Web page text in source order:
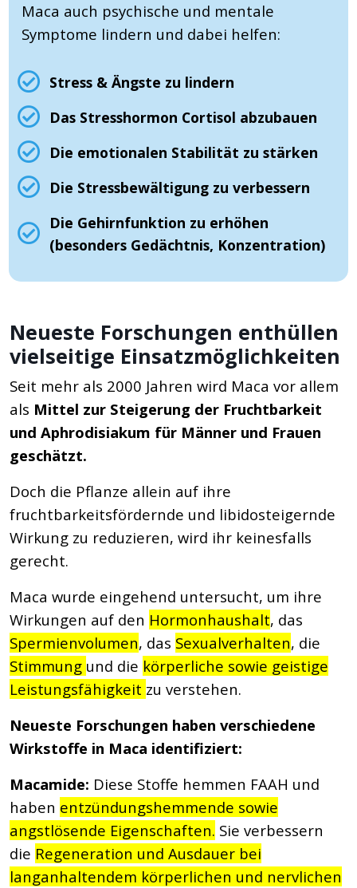
Maca auch psychische und mentale
Symptome lindern und dabei helfen:
Stress & Ängste zu lindern
Das Stresshormon Cortisol abzubauen
Die emotionalen Stabilität zu stärken
Die Stressbewältigung zu verbessern
Die Gehirnfunktion zu erhöhen
(besonders Gedächtnis, Konzentration)
Neueste Forschungen enthüllen
vielseitige Einsatzmöglichkeiten
Seit mehr als 2000 Jahren wird Maca vor allem
als Mittel zur Steigerung der Fruchtbarkeit
und Aphrodisiakum für Männer und Frauen
geschätzt.
Doch die Pflanze allein auf ihre
fruchtbarkeitsfördernde und libidosteigernde
Wirkung zu reduzieren, wird ihr keinesfalls
gerecht.
Maca wurde eingehend untersucht, um ihre
Wirkungen auf den Hormonhaushalt, das
Spermienvolumen, das Sexualverhalten, die
Stimmung und die körperliche sowie geistige
Leistungsfähigkeit zu verstehen.
Neueste Forschungen haben verschiedene
Wirkstoffe in Maca identifiziert:
Macamide: Diese Stoffe hemmen FAAH und
haben entzündungshemmende sowie
angstlösende Eigenschaften. Sie verbessern
die Regeneration und Ausdauer bei
langanhaltendem körperlichen und nervlichen